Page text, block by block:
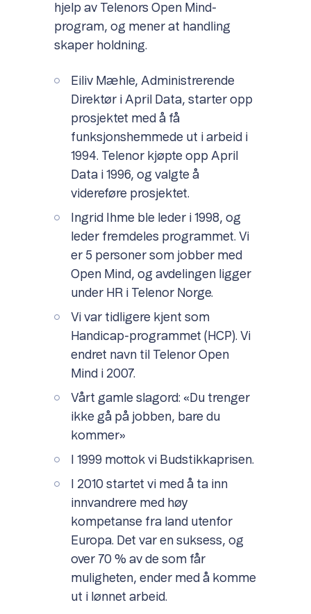
hjelp av Telenors Open Mind-
program, og mener at handling
skaper holdning.
Eiliv Mæhle, Administrerende
Direktør i April Data, starter opp
prosjektet med å få
funksjonshemmede ut i arbeid i
1994. Telenor kjøpte opp April
Data i 1996, og valgte å
videreføre prosjektet.
Ingrid Ihme ble leder i 1998, og
leder fremdeles programmet. Vi
er 5 personer som jobber med
Open Mind, og avdelingen ligger
under HR i Telenor Norge.
Vi var tidligere kjent som
Handicap-programmet (HCP). Vi
endret navn til Telenor Open
Mind i 2007.
Vårt gamle slagord: «Du trenger
ikke gå på jobben, bare du
kommer»
I 1999 mottok vi Budstikkaprisen.
I 2010 startet vi med å ta inn
innvandrere med høy
kompetanse fra land utenfor
Europa. Det var en suksess, og
over 70 % av de som får
muligheten, ender med å komme
ut i lønnet arbeid.